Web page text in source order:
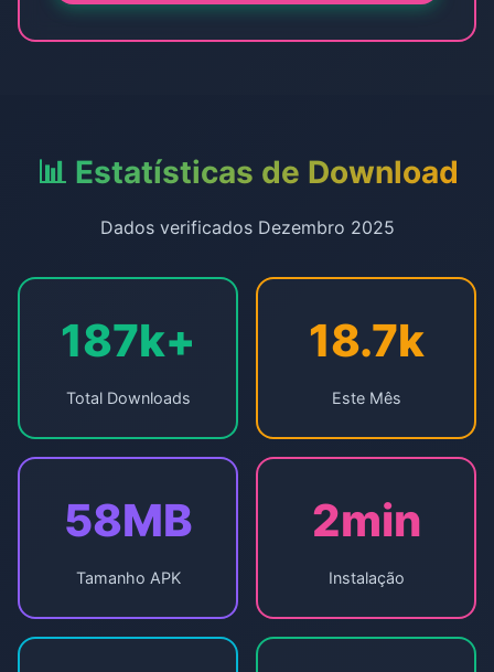
📊 Estatísticas de Download
Dados verificados Dezembro 2025
187k+
Total Downloads
18.7k
Este Mês
58MB
Tamanho APK
2min
Instalação